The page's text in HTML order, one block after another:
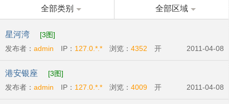
全部类别 全部区域
星河湾
[3图]
发布者： admin IP： 127.0.*.* 浏览： 4352 开
04-09
2011-04-08
港安银座
[3图]
发布者： admin IP： 127.0.*.* 浏览： 4009 开
2011-04-08